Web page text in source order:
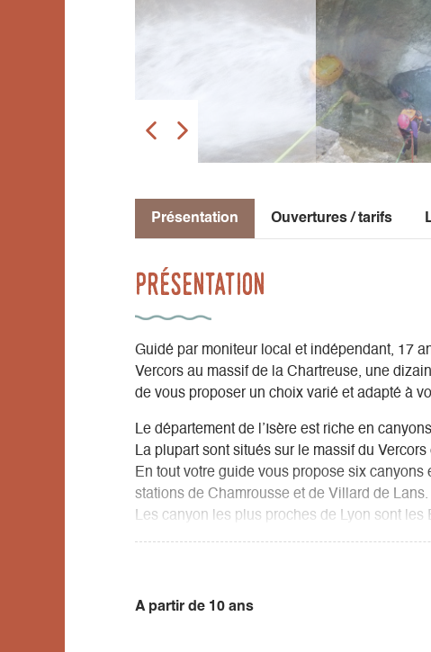
Présentation Ouvertures / tarifs
Présentation
Guidé par moniteur local et indépendant, 17
Vercors au massif de la Chartreuse, une
de vous proposer un choix varié et adapté à
Le département de l’Isère est riche en
La plupart sont situés sur le massif du
En tout votre guide vous propose six
stations de Chamrousse et de Villard de Lans.
Les canyon les plus proches de Lyon sont les
A partir de 10 ans